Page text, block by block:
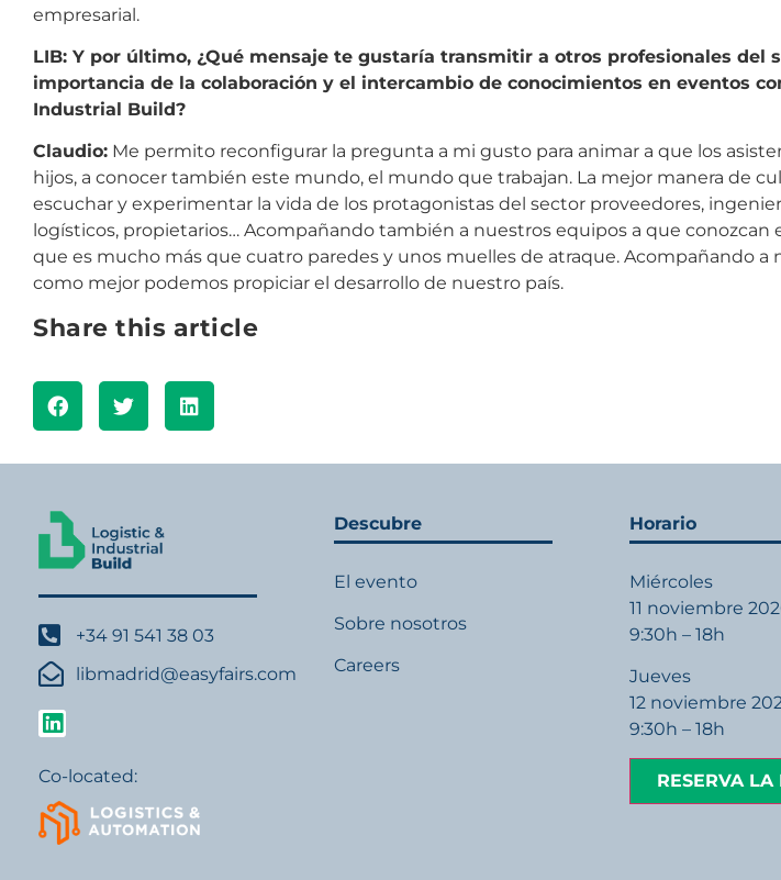
empresarial.
LIB: Y por último, ¿Qué mensaje te gustaría transmitir a otros profesionales del
importancia de la colaboración y el intercambio de conocimientos en eventos
Industrial Build?
Claudio: Me permito reconfigurar la pregunta a mi gusto para animar a que los
hijos, a conocer también este mundo, el mundo que trabajan. La mejor manera de
escuchar y experimentar la vida de los protagonistas del sector proveedores,
logísticos, propietarios… Acompañando también a nuestros equipos a que conozcan
que es mucho más que cuatro paredes y unos muelles de atraque. Acompañando a
como mejor podemos propiciar el desarrollo de nuestro país.
Share this article
+34 91 541 38 03
libmadrid@easyfairs.com
Co-located:
Descubre
El evento
Sobre nosotros
Careers
Horario
Miércoles
11 noviembre
9:30h – 18h
Jueves
12 noviembre
9:30h – 18h
RESERVA LA